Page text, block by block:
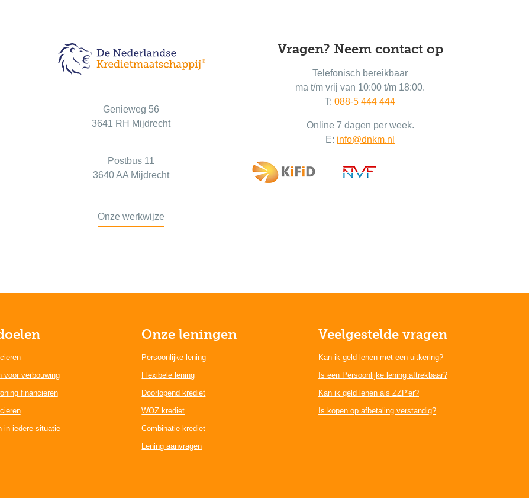
Genieweg 56
3641 RH Mijdrecht
Postbus 11
3640 AA Mijdrecht
Onze werkwijze
Vragen? Neem contact op
Telefonisch bereikbaar
ma t/m vrij van 10:00 t/m 18:00.
T:088-5 444 444
Online 7 dagen per week.
E: info@dnkm.nl
voor verbouwing
financieren
in iedere situatie
Onze leningen
Persoonlijke lening
Flexibele lening
Doorlopend krediet
WOZ krediet
Combinatie krediet
Lening aanvragen
Veelgestelde vragen
Kan ik geld lenen met een uitkering?
Is een Persoonlijke lening aftrekbaar?
Kan ik geld lenen als ZZP'er?
Is kopen op afbetaling verstandig?